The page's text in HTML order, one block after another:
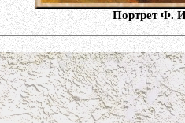
Портрет Ф.